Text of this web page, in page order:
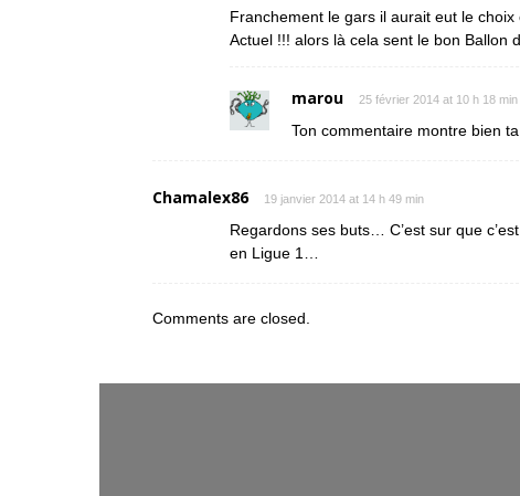
Franchement le gars il aurait eut le
Actuel !!! alors là cela sent le bon Ballon
marou 25 février 2014 at 10 h 18 min
Ton commentaire montre bien
Chamalex86 19 janvier 2014 at 14 h 49 min
Regardons ses buts… C’est sur que
en Ligue 1…
Comments are closed.